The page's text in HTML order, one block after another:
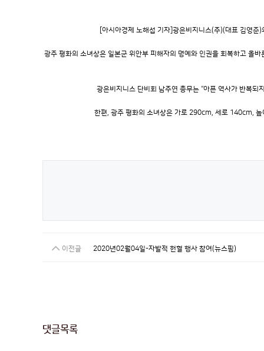
[아시아경제 노해섭 기자]광은비지니스(주)(대표 김영준
광주 평화의 소녀상은 일본군 위안부 피해자의 명예와 인권을 회복하고 올
광은비지니스 단비회 남주연 총무는 “아픈 역사가 반복
한편, 광주 평화의 소녀상은 가로 290cm, 세로 140cm,
이전글 2020년02월04일-자발적 헌혈 행사 참여(뉴스핌)
댓글목록